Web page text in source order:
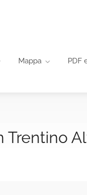
Mappa PDF
Trentino